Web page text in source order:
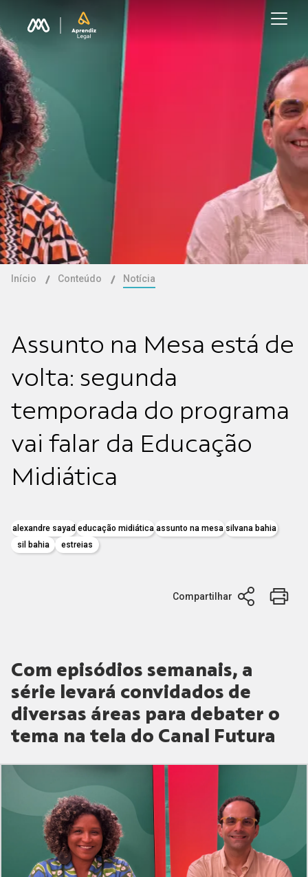
Início Conteúdo Notícia
Assunto na Mesa está de
volta: segunda
temporada do programa
vai falar da Educação
Midiática
alexandre sayad educação midiática assunto na mesa silvana bahia
sil bahia
estreias
Compartilhar
Com episódios semanais, a
série levará convidados de
diversas áreas para debater o
tema na tela do Canal Futura